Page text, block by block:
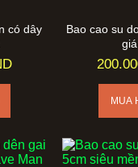
có dây
Bao cao su